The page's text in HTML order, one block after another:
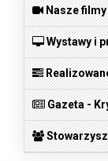
Nasze filmy
Wystawy i
Gazeta -